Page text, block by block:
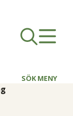
SÖK MENY